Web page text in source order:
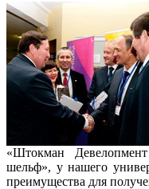
«Штокман
шельф», у нашего
преимущества для